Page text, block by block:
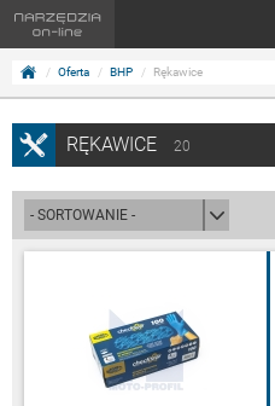
Oferta BHP Rękawice
RĘKAWICE 20